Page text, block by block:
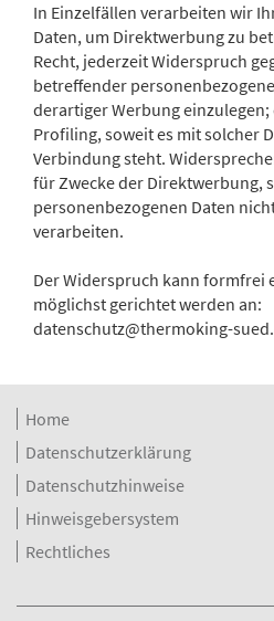
In Einzelfällen verarbeiten wir
Daten, um Direktwerbung zu
Recht, jederzeit Widerspruch
betreffender
derartiger Werbung
Profiling, soweit es mit solcher
Verbindung steht.
für Zwecke der Direktwerbung,
personenbezogenen Daten
verarbeiten.
Der Widerspruch kann formfrei
möglichst gerichtet werden an:
datenschutz@thermoking-
Home
Datenschutzerklärung
Datenschutzhinweise
Hinweisgebersystem
Rechtliches